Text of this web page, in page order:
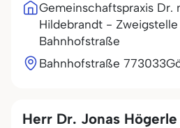
Gemeinschaftspraxis Dr.
Hildebrandt -
Bahnhofstraße
Bahnhofstraße 773033
Herr Dr. Jonas Högerle